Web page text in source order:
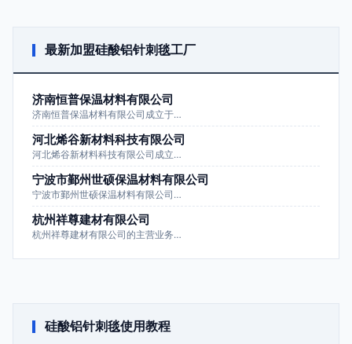
最新加盟硅酸铝针刺毯工厂
济南恒普保温材料有限公司
济南恒普保温材料有限公司成立于…
河北烯谷新材料科技有限公司
河北烯谷新材料科技有限公司成立…
宁波市鄞州世硕保温材料有限公司
宁波市鄞州世硕保温材料有限公司…
杭州祥尊建材有限公司
杭州祥尊建材有限公司的主营业务…
硅酸铝针刺毯使用教程